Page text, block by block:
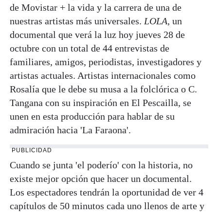
de Movistar + la vida y la carrera de una de
nuestras artistas más universales. LOLA, un
documental que verá la luz hoy jueves 28 de
octubre con un total de 44 entrevistas de
familiares, amigos, periodistas, investigadores y
artistas actuales. Artistas internacionales como
Rosalía que le debe su musa a la folclórica o C.
Tangana con su inspiración en El Pescailla, se
unen en esta producción para hablar de su
admiración hacia 'La Faraona'.
PUBLICIDAD
Cuando se junta 'el poderío' con la historia, no
existe mejor opción que hacer un documental.
Los espectadores tendrán la oportunidad de ver 4
capítulos de 50 minutos cada uno llenos de arte y